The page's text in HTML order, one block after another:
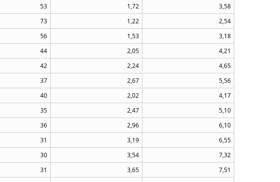
53 1,72
3,58
73 1,22
2,54
56 1,53
3,18
44 2,05
4,21
42 2,24
4,65
37 2,67
5,56
40 2,02
4,17
35 2,47
5,10
36 2,96
6,10
31 3,19
6,55
30 3,54
7,32
31 3,65
7,51